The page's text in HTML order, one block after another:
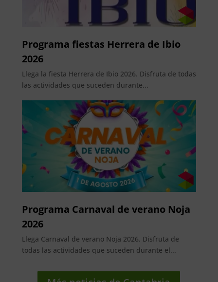
Programa fiestas Herrera de Ibio
2026
Llega la fiesta Herrera de Ibio 2026. Disfruta de todas
las actividades que suceden durante...
Programa Carnaval de verano Noja
2026
Llega Carnaval de verano Noja 2026. Disfruta de
todas las actividades que suceden durante el...